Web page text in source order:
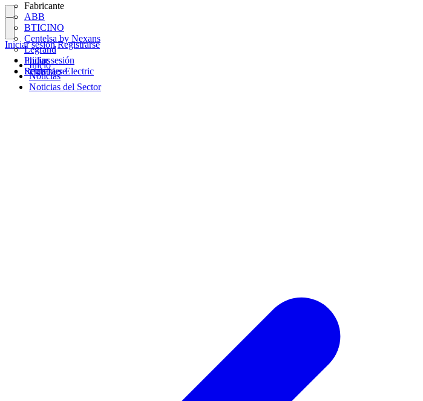
Fabricante
ABB
BTICINO
Centelsa by Nexans
Legrand
Philips
Schneider Electric
Iniciar sesión
Registrarse
Iniciar sesión Registrarse
Inicio
Noticias
Noticias del Sector